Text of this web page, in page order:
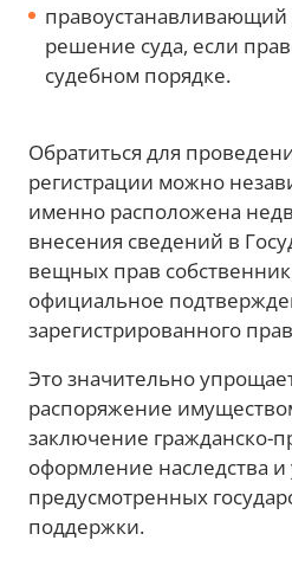
правоустанавливающий
решение суда, если
судебном порядке.
Обратиться для
регистрации можно
именно расположена
внесения сведений в
вещных прав
официальное
зарегистрированного
Это значительно
распоряжение
заключение гражданско-
оформление наследства и
предусмотренных
поддержки.